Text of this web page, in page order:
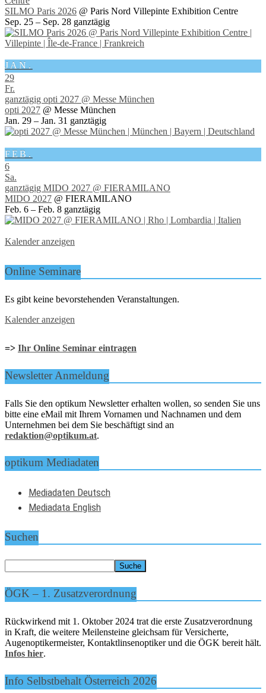
SILMO Paris 2026 @ Paris Nord Villepinte Exhibition Centre
Sep. 25 – Sep. 28 ganztägig
JAN.
29
Fr.
ganztägig opti 2027 @ Messe München
opti 2027 @ Messe München
Jan. 29 – Jan. 31 ganztägig
FEB.
6
Sa.
ganztägig MIDO 2027 @ FIERAMILANO
MIDO 2027 @ FIERAMILANO
Feb. 6 – Feb. 8 ganztägig
Kalender anzeigen
Online Seminare
Es gibt keine bevorstehenden Veranstaltungen.
Kalender anzeigen
=> Ihr Online Seminar eintragen
Newsletter Anmeldung
Falls Sie den optikum Newsletter erhalten wollen, so senden Sie uns
bitte eine eMail mit Ihrem Vornamen und Nachnamen und dem
Unternehmen bei dem Sie beschäftigt sind an
redaktion@optikum.at.
optikum Mediadaten
Mediadaten Deutsch
Mediadata English
Suchen
ÖGK – 1. Zusatzverordnung
Rückwirkend mit 1. Oktober 2024 trat die erste Zusatzverordnung
in Kraft, die weitere Meilensteine gleichsam für Versicherte,
Augenoptikermeister, Kontaktlinsenoptiker und die ÖGK bereit hält.
Infos hier.
Info Selbstbehalt Österreich 2026